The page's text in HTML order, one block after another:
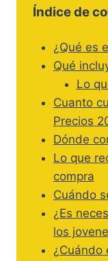
Índice de
¿Qué es
Qué
Lo
Cuanto
Precios
Dónde
Lo que
compra
Cuándo
¿Es
los
¿Cuándo